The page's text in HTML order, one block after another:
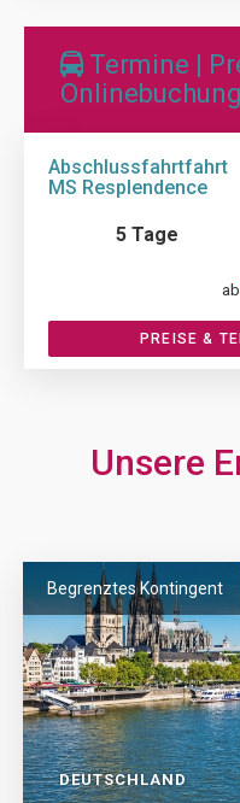
Termine |
Onlinebuchung
Abschlussfahrtfahrt
MS Resplendence
5 Tage
ab
PREISE &
Unsere
Begrenztes Kontingent
DEUTSCHLAND